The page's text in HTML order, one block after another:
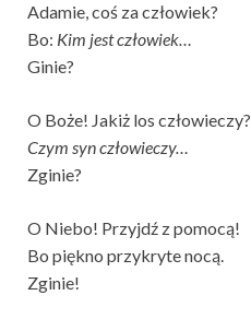
Adamie, coś za człowiek?
Bo: Kim jest człowiek…
Ginie?
O Boże! Jakiż los człowieczy?
Czym syn człowieczy…
Zginie?
O Niebo! Przyjdź z pomocą!
Bo piękno przykryte nocą.
Zginie!